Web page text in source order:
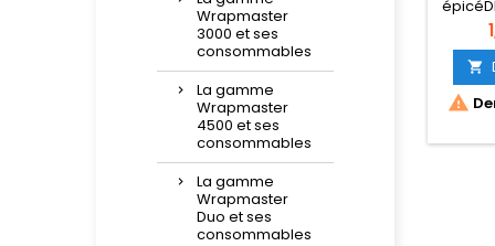
Wrapmaster
3000 et ses
consommables
La gamme
Wrapmaster
4500 et ses
consommables
La gamme
Wrapmaster
Duo et ses
consommables

